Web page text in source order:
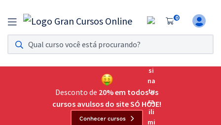
0
Assinatura Ilimitada 11
Acesso a todos os cursos. Teste grátis por 7 dias!
Assinatura OAB Até Passar
Acesso ilimitado a toda preparação para o Exame da
Desconto de 20% em todos os
cursos avulsos do site SÓ HOJE!
Conhecer cursos